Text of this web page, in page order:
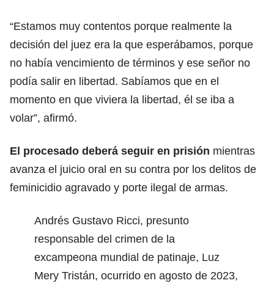
“Estamos muy contentos porque realmente la
decisión del juez era la que esperábamos, porque
no había vencimiento de términos y ese señor no
podía salir en libertad. Sabíamos que en el
momento en que viviera la libertad, él se iba a
volar”, afirmó.
El procesado deberá seguir en prisión mientras
avanza el juicio oral en su contra por los delitos de
feminicidio agravado y porte ilegal de armas.
Andrés Gustavo Ricci, presunto
responsable del crimen de la
excampeona mundial de patinaje, Luz
Mery Tristán, ocurrido en agosto de 2023,